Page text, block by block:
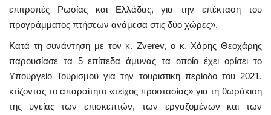
επιτροπές Ρωσίας και Ελλάδας, για την επέκταση του
προγράμματος πτήσεων ανάμεσα στις δύο χώρες».
Κατά τη συνάντηση με τον κ. Zverev, ο κ. Χάρης Θεοχάρης
παρουσίασε τα 5 επίπεδα άμυνας τα οποία έχει ορίσει το
Υπουργείο Τουρισμού για την τουριστική περίοδο του 2021,
κτίζοντας το απαραίτητο «τείχος προστασίας» για τη θωράκιση
της υγείας των επισκεπτών, των εργαζομένων και των